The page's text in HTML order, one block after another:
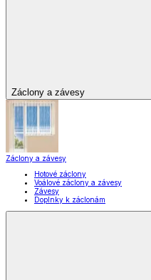
Záclony a závesy
Záclony a závesy
Hotové záclony
Voálové záclony a závesy
Závesy
Doplnky k záclonám